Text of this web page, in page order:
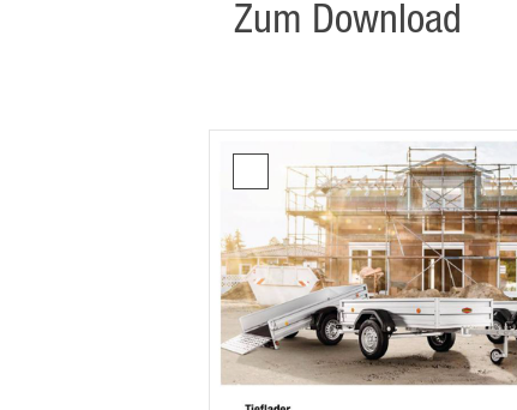
Zum Download
Prospekt
Tieflader